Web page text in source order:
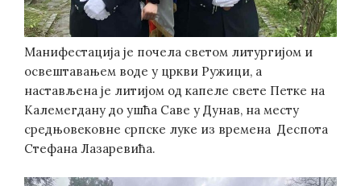
Манифестација је почела светом литургијом и
освештавањем воде у цркви Ружици, а
настављена је литијом од капеле свете Петке на
Калемегдану до ушћа Саве у Дунав, на месту
средњовековне српске луке из времена Деспота
Стефана Лазаревића.